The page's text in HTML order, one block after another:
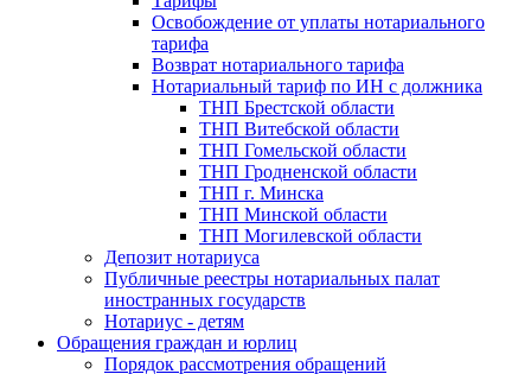
Освобождение от уплаты нотариального
тарифа
Возврат нотариального тарифа
Нотариальный тариф по ИН с должника
ТНП Брестской области
ТНП Витебской области
ТНП Гомельской области
ТНП Гродненской области
ТНП г. Минска
ТНП Минской области
ТНП Могилевской области
Депозит нотариуса
Публичные реестры нотариальных палат
иностранных государств
Нотариус - детям
Обращения граждан и юрлиц
Порядок рассмотрения обращений